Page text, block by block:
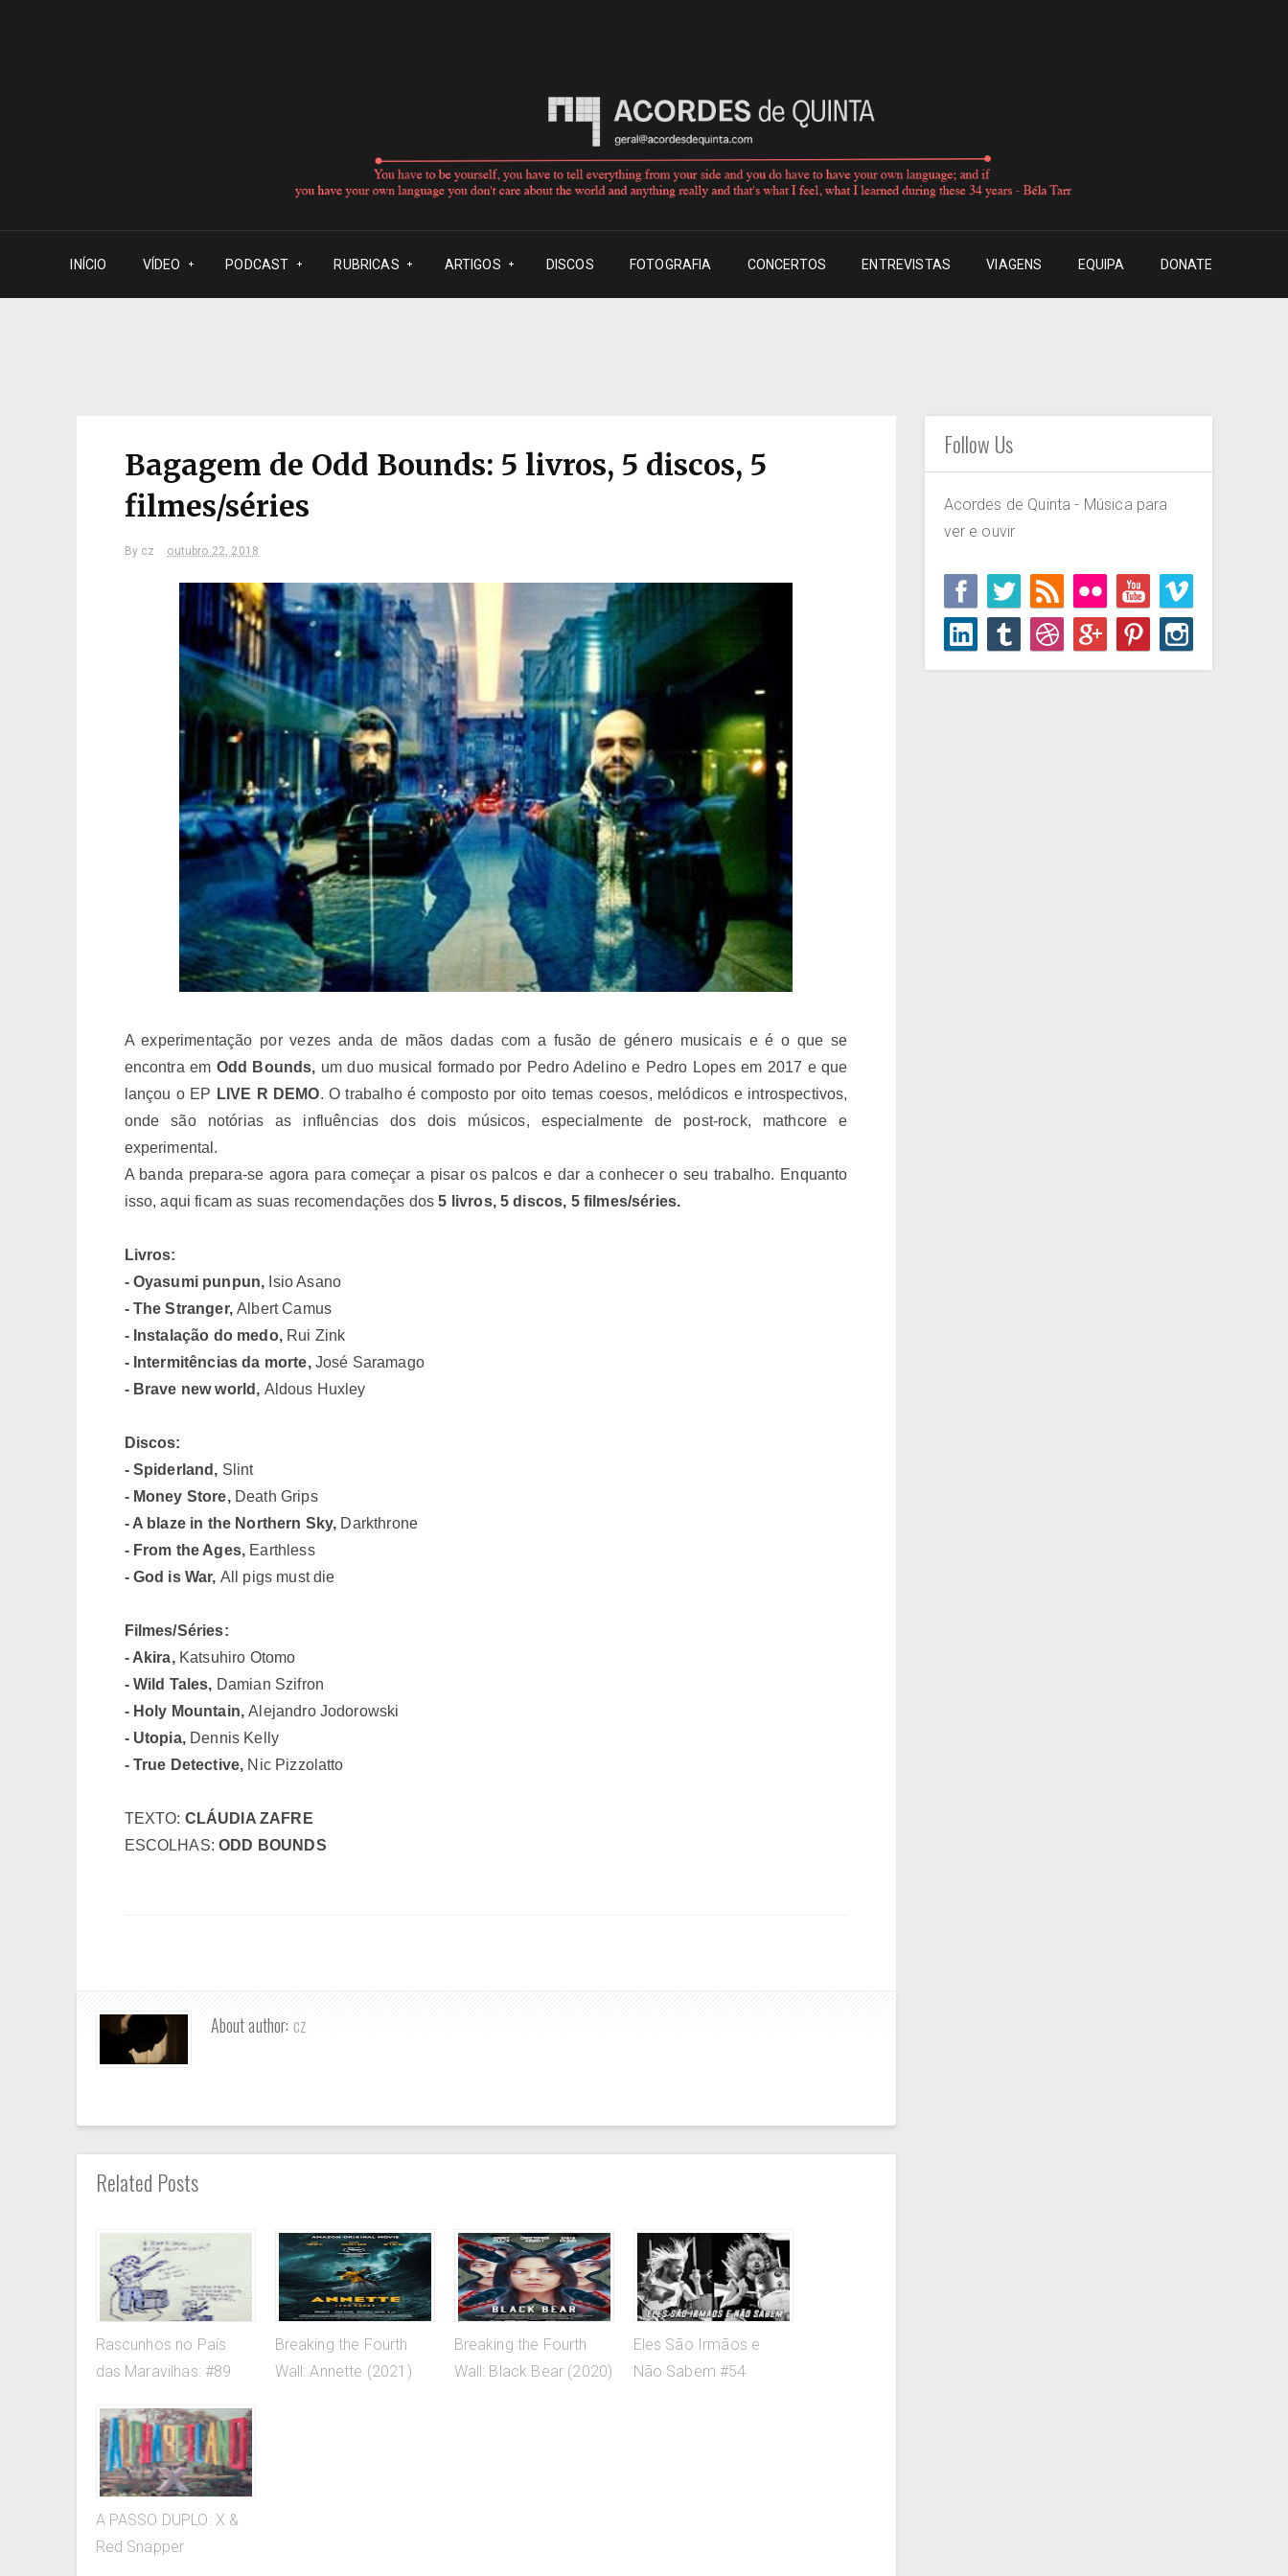
INÍCIO VÍDEO PODCAST RUBRICAS ARTIGOS DISCOS FOTOGRAFIA CONCERTOS ENTREVISTAS VIAGENS EQUIPA DONATE
Bagagem de Odd Bounds: 5 livros, 5 discos, 5
filmes/séries
By cz outubro 22, 2018
A experimentação por vezes anda de mãos dadas com a fusão de género musicais e é o que se
encontra em Odd Bounds, um duo musical formado por Pedro Adelino e Pedro Lopes em 2017 e que
lançou o EP LIVE R DEMO. O trabalho é composto por oito temas coesos, melódicos e introspectivos,
onde são notórias as influências dos dois músicos, especialmente de post-rock, mathcore e
experimental.
A banda prepara-se agora para começar a pisar os palcos e dar a conhecer o seu trabalho. Enquanto
isso, aqui ficam as suas recomendações dos5 livros, 5 discos, 5 filmes/séries.
Livros:
- Oyasumi punpun, Isio Asano
- The Stranger,Albert Camus
- Instalação do medo,Rui Zink
- Intermitências da morte, José Saramago
- Brave new world, Aldous Huxley
Discos:
- Spiderland, Slint
- Money Store, Death Grips
- A blaze in the Northern Sky, Darkthrone
- From the Ages, Earthless
- God is War, All pigs must die
Filmes/Séries:
- Akira,Katsuhiro Otomo
- Wild Tales, Damian Szifron
- Holy Mountain,Alejandro Jodorowski
- Utopia, Dennis Kelly
- True Detective, Nic Pizzolatto
TEXTO: CLÁUDIA ZAFRE
ESCOLHAS:ODD BOUNDS
About author: cz
Related Posts
Rascunhos no País
das Maravilhas: #89
Breaking the Fourth
Wall: Annette (2021)
Breaking the Fourth
Wall: Black Bear (2020)
Eles São Irmãos e
Não Sabem #54
A PASSO DUPLO: X &
Red Snapper
Follow Us
Acordes de Quinta - Música para
ver e ouvir